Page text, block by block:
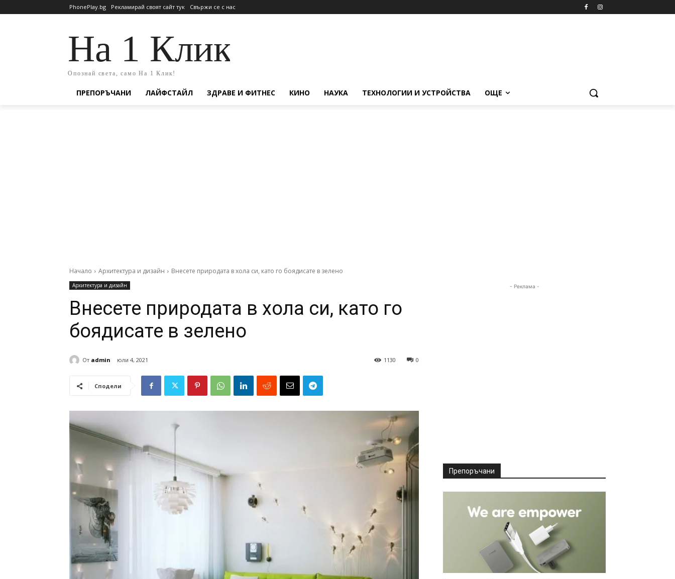
PhonePlay.bg Рекламирай своят сайт тук Свържи се с нас
На 1 Клик
Опознай света, само На 1 Клик!
ПРЕПОРЪЧАНИ ЛАЙФСТАЙЛ ЗДРАВЕ И ФИТНЕС КИНО НАУКА ТЕХНОЛОГИИ И УСТРОЙСТВА ОЩЕ
Начало Архитектура и дизайн Внесете природата в хола си, като го боядисате в зелено
Архитектура и дизайн
Внесете природата в хола си, като го
боядисате в зелено
От admin юли 4, 2021 0
1130
Сподели
- Реклама -
Препоръчани